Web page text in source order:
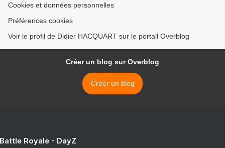
Cookies et données personnelles
Préférences cookies
Voir le profil de Didier HACQUART sur le portail Overblog
Créer un blog sur Overblog
Créer un blog
Royale - DayZ